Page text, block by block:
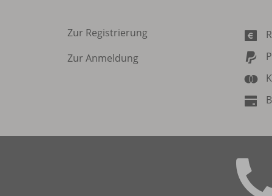
Zur Registrierung
Zur Anmeldung